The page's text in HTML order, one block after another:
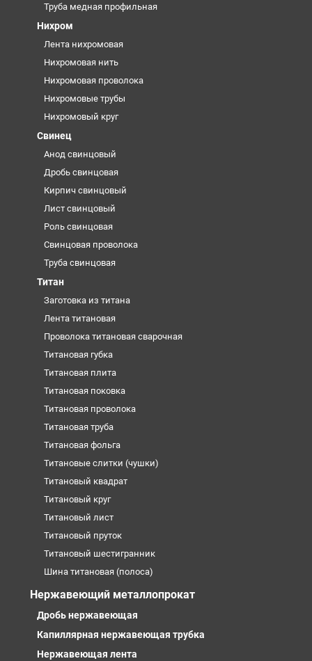
Труба медная профильная
Нихром
Лента нихромовая
Нихромовая нить
Нихромовая проволока
Нихромовые трубы
Нихромовый круг
Свинец
Анод свинцовый
Дробь свинцовая
Кирпич свинцовый
Лист свинцовый
Роль свинцовая
Свинцовая проволока
Труба свинцовая
Титан
Заготовка из титана
Лента титановая
Проволока титановая сварочная
Титановая губка
Титановая плита
Титановая поковка
Титановая проволока
Титановая труба
Титановая фольга
Титановые слитки (чушки)
Титановый квадрат
Титановый круг
Титановый лист
Титановый пруток
Титановый шестигранник
Шина титановая (полоса)
Нержавеющий металлопрокат
Дробь нержавеющая
Капиллярная нержавеющая трубка
Нержавеющая лента